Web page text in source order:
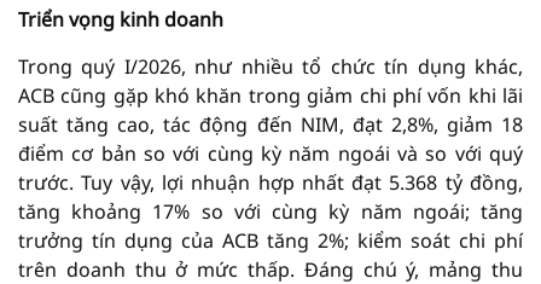
Triển vọng kinh doanh
Trong quý I/2026, như nhiều tổ chức tín dụng khác,
ACB cũng gặp khó khăn trong giảm chi phí vốn khi lãi
suất tăng cao, tác động đến NIM, đạt 2,8%, giảm 18
điểm cơ bản so với cùng kỳ năm ngoái và so với quý
trước. Tuy vậy, lợi nhuận hợp nhất đạt 5.368 tỷ đồng,
tăng khoảng 17% so với cùng kỳ năm ngoái; tăng
trưởng tín dụng của ACB tăng 2%; kiểm soát chi phí
trên doanh thu ở mức thấp. Đáng chú ý, mảng thu